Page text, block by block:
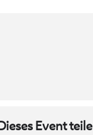
Dieses Event